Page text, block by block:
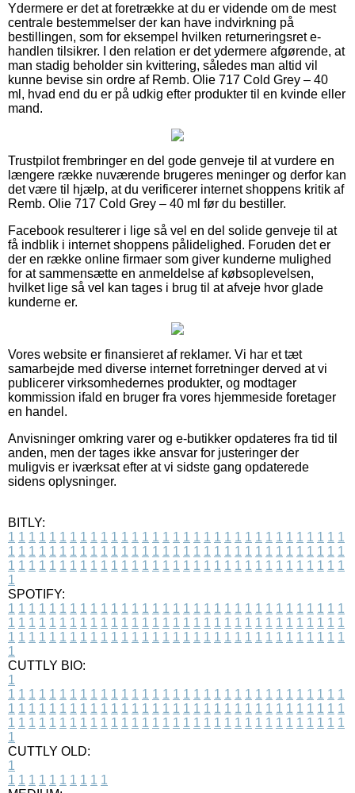
Ydermere er det at foretrække at du er vidende om de mest
centrale bestemmelser der kan have indvirkning på
bestillingen, som for eksempel hvilken returneringsret e-
handlen tilsikrer. I den relation er det ydermere afgørende, at
man stadig beholder sin kvittering, således man altid vil
kunne bevise sin ordre af Remb. Olie 717 Cold Grey – 40
ml, hvad end du er på udkig efter produkter til en kvinde eller
mand.
Trustpilot frembringer en del gode genveje til at vurdere en
længere række nuværende brugeres meninger og derfor kan
det være til hjælp, at du verificerer internet shoppens kritik af
Remb. Olie 717 Cold Grey – 40 ml før du bestiller.
Facebook resulterer i lige så vel en del solide genveje til at
få indblik i internet shoppens pålidelighed. Foruden det er
der en række online firmaer som giver kunderne mulighed
for at sammensætte en anmeldelse af købsoplevelsen,
hvilket lige så vel kan tages i brug til at afveje hvor glade
kunderne er.
Vores website er finansieret af reklamer. Vi har et tæt
samarbejde med diverse internet forretninger derved at vi
publicerer virksomhedernes produkter, og modtager
kommission ifald en bruger fra vores hjemmeside foretager
en handel.
Anvisninger omkring varer og e-butikker opdateres fra tid til
anden, men der tages ikke ansvar for justeringer der
muligvis er iværksat efter at vi sidste gang opdaterede
sidens oplysninger.
BITLY:
1 1 1 1 1 1 1 1 1 1 1 1 1 1 1 1 1 1 1 1 1 1 1 1 1 1 1 1 1 1 1 1 1
1 1 1 1 1 1 1 1 1 1 1 1 1 1 1 1 1 1 1 1 1 1 1 1 1 1 1 1 1 1 1 1 1
1 1 1 1 1 1 1 1 1 1 1 1 1 1 1 1 1 1 1 1 1 1 1 1 1 1 1 1 1 1 1 1 1
1
SPOTIFY:
1 1 1 1 1 1 1 1 1 1 1 1 1 1 1 1 1 1 1 1 1 1 1 1 1 1 1 1 1 1 1 1 1
1 1 1 1 1 1 1 1 1 1 1 1 1 1 1 1 1 1 1 1 1 1 1 1 1 1 1 1 1 1 1 1 1
1 1 1 1 1 1 1 1 1 1 1 1 1 1 1 1 1 1 1 1 1 1 1 1 1 1 1 1 1 1 1 1 1
1
CUTTLY BIO:
1
1 1 1 1 1 1 1 1 1 1 1 1 1 1 1 1 1 1 1 1 1 1 1 1 1 1 1 1 1 1 1 1 1
1 1 1 1 1 1 1 1 1 1 1 1 1 1 1 1 1 1 1 1 1 1 1 1 1 1 1 1 1 1 1 1 1
1 1 1 1 1 1 1 1 1 1 1 1 1 1 1 1 1 1 1 1 1 1 1 1 1 1 1 1 1 1 1 1 1
1
CUTTLY OLD:
1
1 1 1 1 1 1 1 1 1 1